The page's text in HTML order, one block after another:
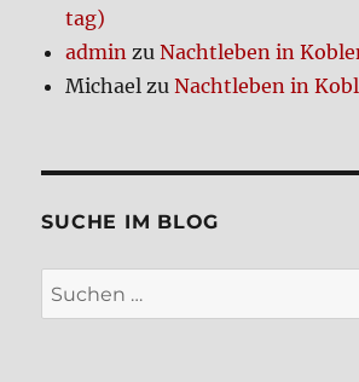
tag)
admin zuNacht­le­ben in
Michael zuNacht­le­ben in
SUCHE IM BLOG
Suchen
nach: